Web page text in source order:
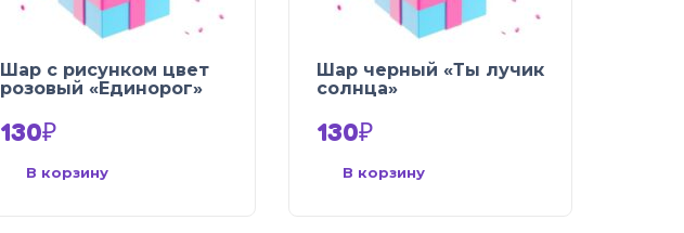
Шар с рисунком цвет
розовый «Единорог»
130₽
В корзину
Шар черный «Ты лучик
солнца»
130₽
В корзину